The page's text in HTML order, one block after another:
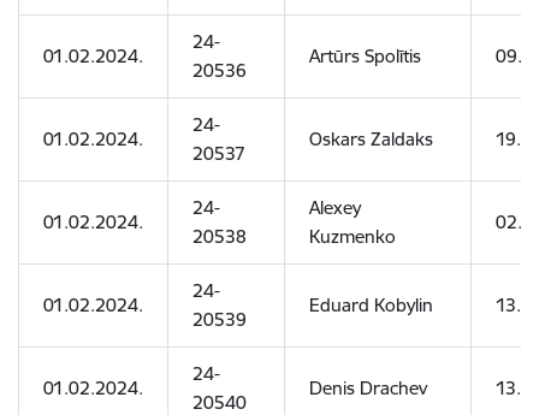
01.02.2024.
24-
20536
Artūrs Spolītis
01.02.2024.
24-
20537
Oskars Zaldaks
01.02.2024.
24-
20538
Alexey
Kuzmenko
01.02.2024.
24-
20539
Eduard Kobylin
01.02.2024.
24-
20540
Denis Drachev